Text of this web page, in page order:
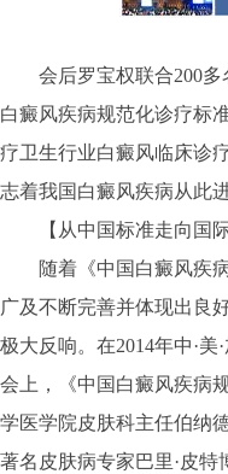
会后罗宝权联合200多
白癜风疾病规范化诊疗标
疗卫生行业白癜风临床诊
志着我国白癜风疾病从此
【从中国标准走向国际
随着《中国白癜风疾病
广及不断完善并体现出良
极大反响。在2014年中·
会上，《中国白癜风疾病
学医学院皮肤科主任伯纳
著名皮肤病专家巴里·皮